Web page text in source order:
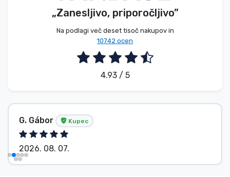
„Zanesljivo, priporočljivo”
Na podlagi več deset tisoč nakupov in
10742 ocen
4.93 / 5
G. Gábor Kupec
2026. 08. 07.
Blagovne znamke